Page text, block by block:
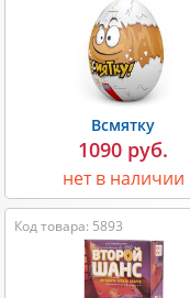
Всмятку
1090 руб.
нет в наличии
Код товара: 5893